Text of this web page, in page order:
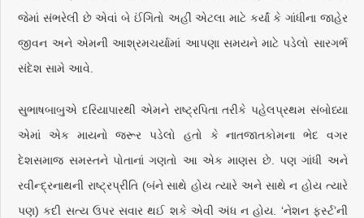
જેમાં સંભરેલી છે એવાં બે ઈંગિતો અહીં એટલા માટે કર્યાં કે ગાંધીના જાહેર
જીવન અને એમની આશ્રમચર્યામાં આપણા સમયને માટે પડેલો સારગર્ભ
સંદેશ સામે આવે.
સુભાષબાબુએ દરિયાપારથી એમને રાષ્ટ્રપિતા તરીકે પહેલપ્રથમ સંબોધ્યા
એમાં એક માયનો જરૂર પડેલો હતો કે નાતજાતકોમના ભેદ વગર
દેશસમાજ સમસ્તને પોતાનાં ગણતો આ એક માણસ છે. પણ ગાંધી અને
રવીન્દ્રનાથની રાષ્ટ્રપ્રીતિ (બંને સાથે હોય ત્યારે અને સાથે ન હોય ત્યારે
પણ) કદી સત્ય ઉપર સવાર થઈ શકે એવી અંધ ન હોય. ‘નેશન ફર્સ્ટ’ની